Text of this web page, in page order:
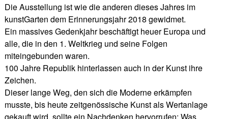
Die Ausstellung ist wie die anderen dieses Jahres im
kunstGarten dem Erinnerungsjahr 2018 gewidmet.
Ein massives Gedenkjahr beschäftigt heuer Europa und
alle, die in den 1. Weltkrieg und seine Folgen
miteingebunden waren.
100 Jahre Republik hinterlassen auch in der Kunst ihre
Zeichen.
Dieser lange Weg, den sich die Moderne erkämpfen
musste, bis heute zeitgenössische Kunst als Wertanlage